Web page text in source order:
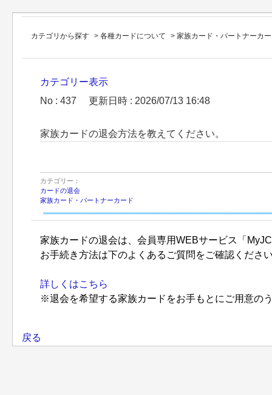
カテゴリから探す > 各種カードについて > 家族カード・パートナーカ
カテゴリー表示
No : 437
更新日時 : 2026/07/13 16:48
家族カードの退会方法を教えてください。
カテゴリー：
カードの退会
家族カード・パートナーカード
家族カードの退会は、会員専用WEBサービス「
お手続き方法は下のよくあるご質問をご確認くださ
詳しくはこちら
※退会を希望する家族カードをお手もとにご用意の
戻る